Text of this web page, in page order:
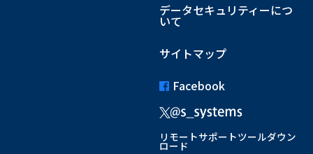
データセキュリティーにつ
いて
サイトマップ
Facebook
リモートサポートツールダウン
ロード